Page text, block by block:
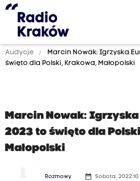
Audycje
Marcin Nowak: Igrzyska
święto dla Polski, Krakowa, Małopolski
Marcin Nowak:
2023 to święto dla
Małopolski
Rozmowy date_range Sobota,